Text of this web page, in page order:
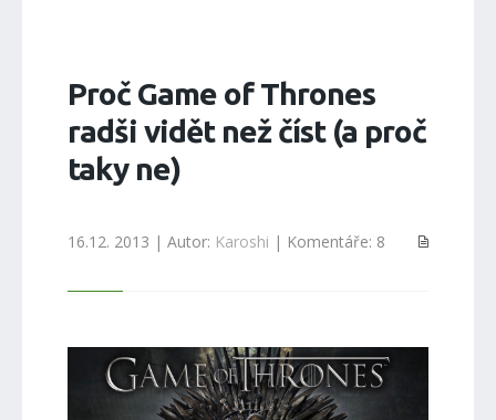
Proč Game of Thrones
radši vidět než číst (a proč
taky ne)
16.12. 2013 | Autor: Karoshi | Komentáře: 8